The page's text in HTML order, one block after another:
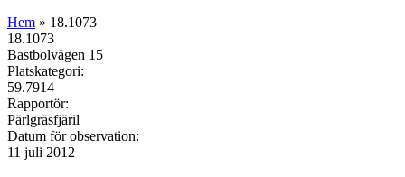
Hem » 18.1073
18.1073
Bastbolvägen 15
Platskategori:
59.7914
Rapportör:
Pärlgräsfjäril
Datum för observation:
11 juli 2012